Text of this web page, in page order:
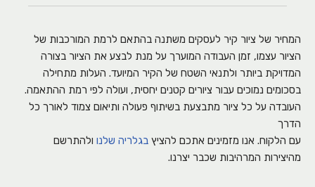
המחיר של ציור קיר לעסקים משתנה בהתאם לרמת המורכבות של
הציור עצמו, זמן העבודה המוערך על מנת לבצע את הציור בצורה
המדויקת ביותר ולתנאי השטח של הקיר המיועד. העלות מתחילה
בסכומים נמוכים עבור ציורים קטנים יחסית, ועולה לפי רמת ההתאמה.
העובדה על כל ציור מתבצעת בשיתוף פעולה ותיאום צמוד לאורך כל
הדרך
עם הלקוח. אנו מזמינים אתכם להציץ בגלריה שלנו ולהתרשם
מהיצירות המרהיבות שכבר יצרנו.